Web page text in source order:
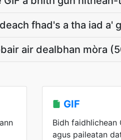
fhad's a tha iad a'
air dealbhan mòra
GIF
Bidh faidhlichean
agus paileatan